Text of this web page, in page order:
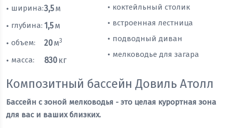
• ширина:3,5м
• глубина: 1,5м
• объем: 20м3
• масса: 830 кг
• коктейльный столик
• встроенная лестница
• подводный диван
• мелководье для загара
Композитный бассейн Довиль Атолл
Бассейн с зоной мелководья - это целая курортная зона
для вас и ваших близких.